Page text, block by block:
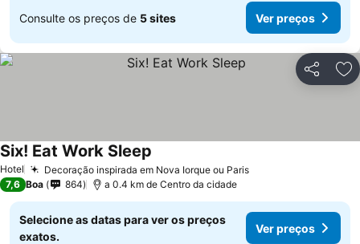
Consulte os preços de 5 sites Ver preços
Partilhar
Hotel Decoração inspirada em Nova Iorque ou Paris
Six! Eat Work Sleep
7,6 Boa 864 a 0.4 km de Centro da cidade
Selecione as datas para ver os preços
exatos.
Ver preços